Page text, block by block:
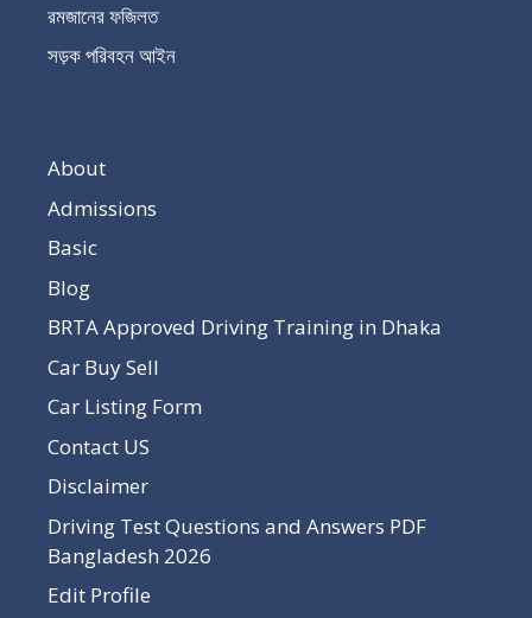
রমজানের ফজিলত
সড়ক পরিবহন আইন
About
Admissions
Basic
Blog
BRTA Approved Driving Training in Dhaka
Car Buy Sell
Car Listing Form
Contact US
Disclaimer
Driving Test Questions and Answers PDF
Bangladesh 2026
Edit Profile